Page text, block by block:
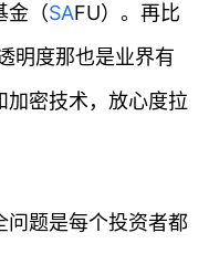
金（SAFU）。再比
明度那也是业界有
加密技术，放心度拉
问题是每个投资者都